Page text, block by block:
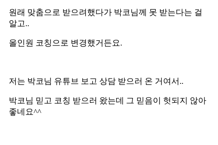
원래 맞춤으로 받으려했다가 박코님께 못 받는다는 걸
알고..
올인원 코칭으로 변경했거든요.
저는 박코님 유튜브 보고 상담 받으러 온 거여서..
박코님 믿고 코칭 받으러 왔는데 그 믿음이 헛되지 않아
좋네요^^